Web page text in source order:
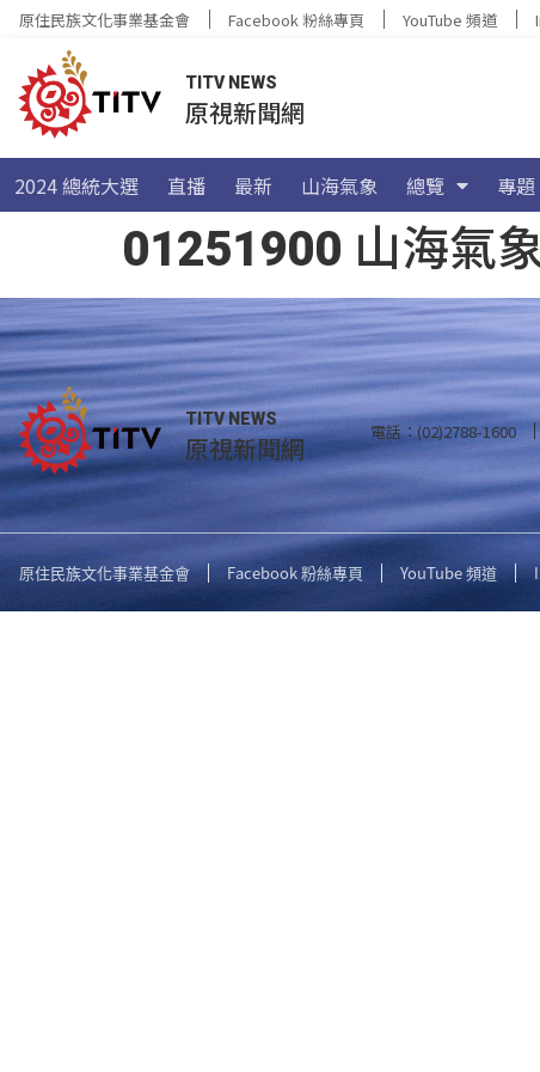
原住民族文化事業基金會 Facebook 粉絲專頁 YouTube 頻道
TITV NEWS
原視新聞網
2024 總統大選 直播 最新 山海氣象 總覽 專題
01251900 山海氣
TITV NEWS
原視新聞網 電話：(02)2788-1600
原住民族文化事業基金會 Facebook 粉絲專頁 YouTube 頻道